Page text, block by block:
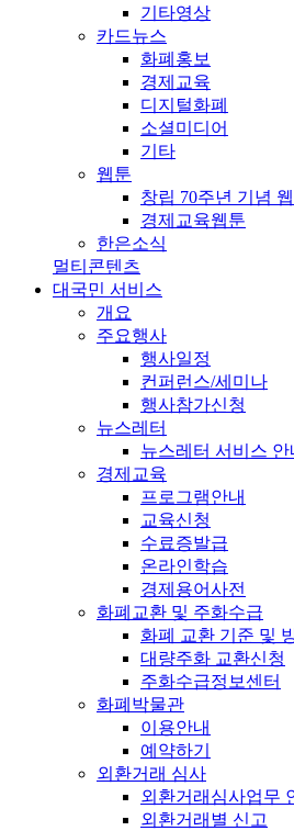
기타영상
카드뉴스
화폐홍보
경제교육
디지털화폐
소셜미디어
기타
웹툰
창립 70주년 기념
경제교육웹툰
한은소식
멀티콘텐츠
대국민 서비스
개요
주요행사
행사일정
컨퍼런스/세미나
행사참가신청
뉴스레터
뉴스레터 서비스 안
경제교육
프로그램안내
교육신청
수료증발급
온라인학습
경제용어사전
화폐교환 및 주화수급
화폐 교환 기준 및
대량주화 교환신청
주화수급정보센터
화폐박물관
이용안내
예약하기
외환거래 심사
외환거래심사업무
외환거래별 신고